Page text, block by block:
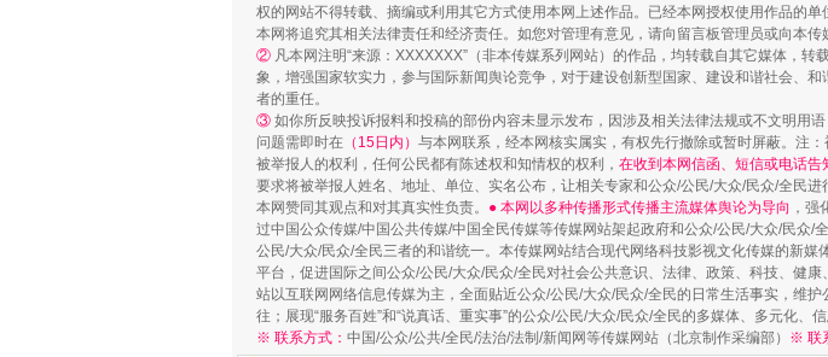
站台名比不上好声名
走近一线
权的网站不得转载、摘编或利用其它方式使用本网上述作品。已经本网授权使用作品的
本网将追究其相关法律责任和经济责任。如您对管理有意见，请向留言板管理员或向本传
② 凡本网注明“来源：XXXXXXX”（非本传媒系列网站）的作品，均转载自其它媒体，
象，增强国家软实力，参与国际新闻舆论竞争，对于建设创新型国家、建设和谐社会、
者的重任。
③ 如你所反映投诉报料和投稿的部份内容未显示发布，因涉及相关法律法规或不文明用
问题需即时在 （15日内） 与本网联系，经本网核实属实，有权先行撤除或暂时屏蔽。注
被举报人的权利，任何公民都有陈述权和知情权的权利， 在收到本网信函、短信或电话告
要求将被举报人姓名、地址、单位、实名公布，让相关专家和公众/公民/大众/民众/全民
本网赞同其观点和对其真实性负责。 ● 本网以多种传播形式传播主流媒体舆论为导向 ，
过中国公众传媒/中国公共传媒/中国全民传媒等传媒网站架起政府和公众/公民/大众/民众
公民/大众/民众/全民三者的和谐统一。本传媒网站结合现代网络科技影视文化传媒的新
平台，促进国际之间公众/公民/大众/民众/全民对社会公共意识、法律、政策、科技、健
站以互联网网络信息传媒为主，全面贴近公众/公民/大众/民众/全民的日常生活事实，维
往；展现“服务百姓”和“说真话、重实事”的公众/公民/大众/民众/全民的多媒体、多元化、信
※ 联系方式： 中国/公众/公共/全民/法治/法制/新闻网等传媒网站（北京制作采编部） ※ 联